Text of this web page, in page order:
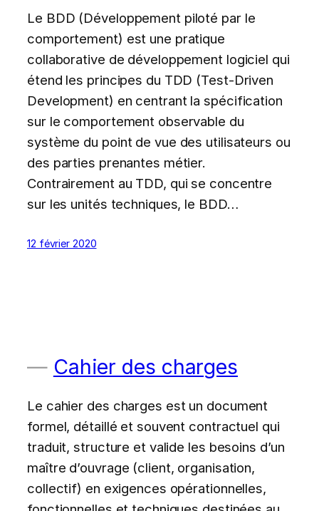
Le BDD (Développement piloté par le
comportement) est une pratique
collaborative de développement logiciel qui
étend les principes du TDD (Test-Driven
Development) en centrant la spécification
sur le comportement observable du
système du point de vue des utilisateurs ou
des parties prenantes métier.
Contrairement au TDD, qui se concentre
sur les unités techniques, le BDD…
12 février 2020
Cahier des charges
Le cahier des charges est un document
formel, détaillé et souvent contractuel qui
traduit, structure et valide les besoins d’un
maître d’ouvrage (client, organisation,
collectif) en exigences opérationnelles,